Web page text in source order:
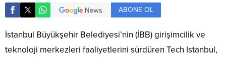
ABONE OL
İstanbul Büyükşehir Belediyesi’nin (İBB) girişimcilik ve
teknoloji merkezleri faaliyetlerini sürdüren Tech Istanbul,